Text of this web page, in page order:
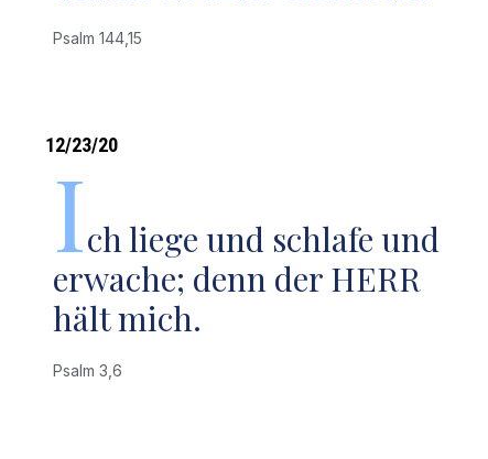
Psalm 144,15
12/23/20
Ich liege und schlafe und
erwache; denn der HERR
hält mich.
Psalm 3,6